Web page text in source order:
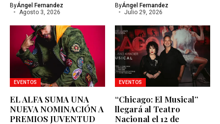
ByÁngel Fernandez
Agosto 3, 2026
ByÁngel Fernandez
Julio 29, 2026
EVENTOS
EL ALFA SUMA UNA
NUEVA NOMINACIÓN A
PREMIOS JUVENTUD
EVENTOS
“Chicago: El Musical”
llegará al Teatro
Nacional el 12 de